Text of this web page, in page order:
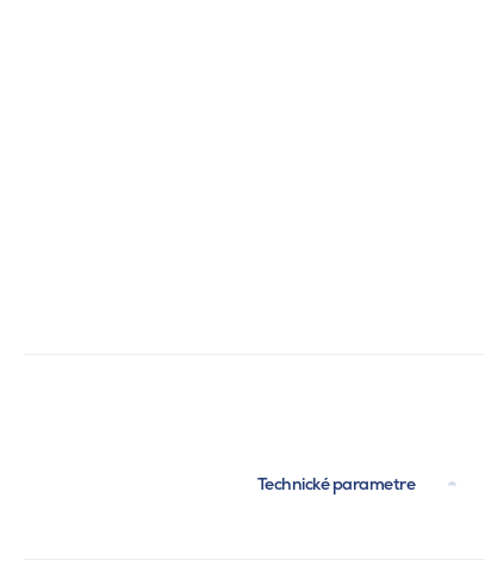
Technické parametre